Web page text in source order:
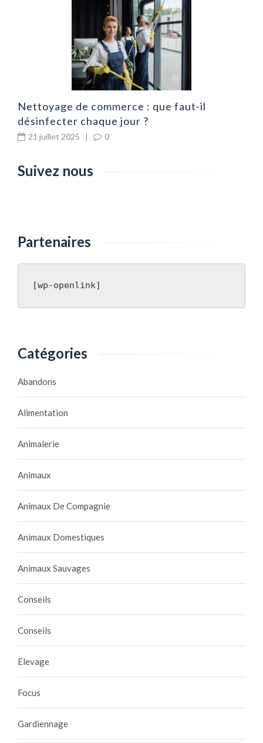
Nettoyage de commerce : que faut-il
désinfecter chaque jour ?
21 juillet 2025 | 0
Suivez nous
Partenaires
[wp-openlink]
Catégories
Abandons
Alimentation
Animalerie
Animaux
Animaux De Compagnie
Animaux Domestiques
Animaux Sauvages
Conseils
Conseils
Elevage
Focus
Gardiennage